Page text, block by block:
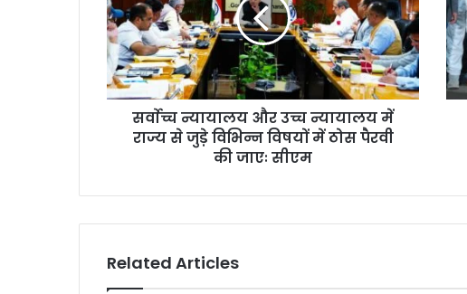
सर्वाेच्च न्यायालय और उच्च न्यायालय में
राज्य से जुड़े विभिन्न विषयों में ठोस पैरवी
की जाएः सीएम
Related Articles